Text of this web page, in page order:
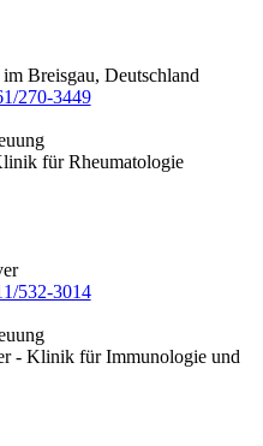
Breisgau, Deutschland
270-3449
für Rheumatologie
532-3014
- Klinik für Immunologie und